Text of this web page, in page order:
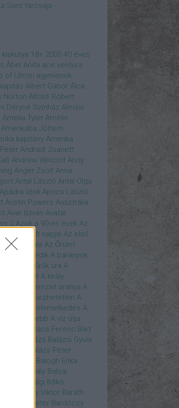
Sors tárcsája -
kiskutya 18+ 2005 40 éves
Ábel Anita ace ventura
of Ultron agymenok
Albert Gábor Álca
Norton Alföldi Róbert
Déryné Színház Almási
Amelia Tyler Amélie
Amerikába Jöttem
kapitány Amerika
Andrádi Zsanett
Andrew Wincott Andy
Anger Zsolt Anna
Antal László Antal Olga
Apádra ütök Aprics László
Austin Powers Ausztrália
Avar István Avatar
2 Azok a 90-es évek Az
múlt napjai Az első
hajnala Az Őrület
Az Utolsó Jedik A bárányok
A gyűrűk ura A
A hobbit A király
A nemzet aranya A
A sebezhetetlen A
lovag - Felemelkedés A
zöldebb A víz útja
János Bács Ferenc Bad
Balázs Balázsi Gyula
Balázs Péter
Balogh Erika
Balog Mihály Balsai
Bánsági Ildikó
Baradlay Viktor Baráth
Barbinek Péter Bardóczy